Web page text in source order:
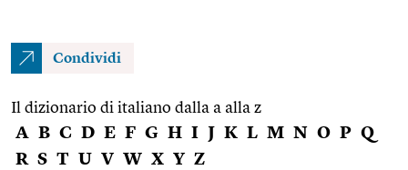
Condividi
Il dizionario di italiano dalla a alla z
A B C D E F G H I J K L M N O P Q
R S T U V W X Y Z